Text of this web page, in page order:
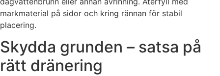
markmaterial på sidor och kring rännan för stabil
placering.
Skydda grunden – satsa på
rätt dränering